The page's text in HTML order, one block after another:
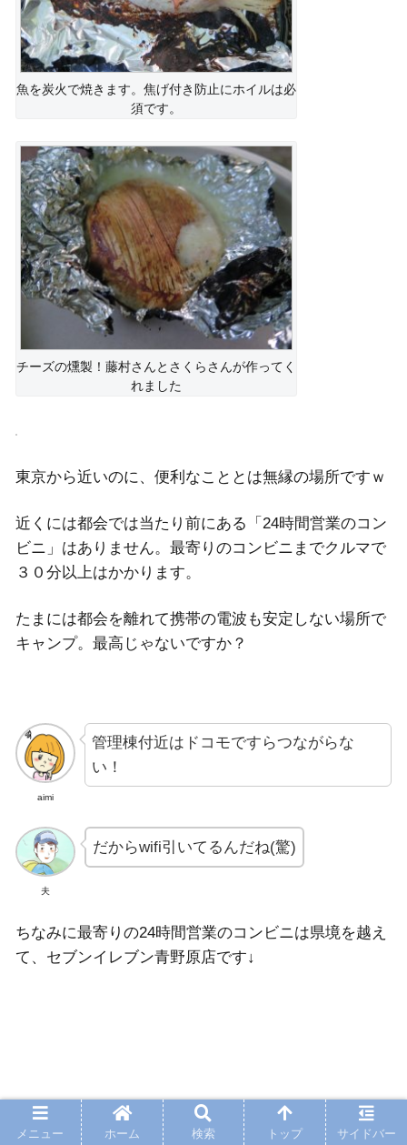
魚を炭火で焼きます。焦げ付き防止にホイルは必
須です。
チーズの燻製！藤村さんとさくらさんが作ってく
れました
東京から近いのに、便利なこととは無縁の場所ですｗ
近くには都会では当たり前にある「24時間営業のコン
ビニ」はありません。最寄りのコンビニまでクルマで
３０分以上はかかります。
たまには都会を離れて携帯の電波も安定しない場所で
キャンプ。最高じゃないですか？
aimi
管理棟付近はドコモですらつながらな
い！
夫
だからwifi引いてるんだね(驚)
ちなみに最寄りの24時間営業のコンビニは県境を越え
て、セブンイレブン青野原店です↓
メニュー ホーム 検索 トップ サイドバー